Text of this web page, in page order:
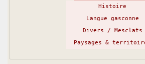
Histoire
Langue gasconne
Divers / Mesclats
Paysages &